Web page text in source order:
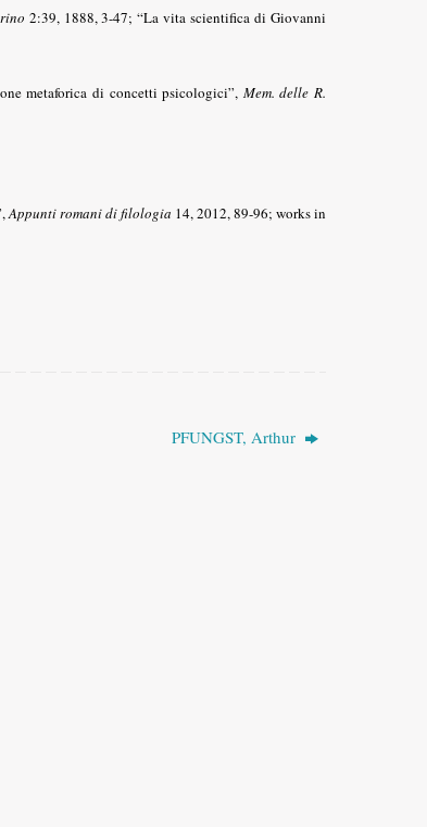
2:39, 1888, 3-47; “La vita scientifica di Giovanni
metaforica di concetti psicologici”, Mem. delle R.
Appunti romani di filologia 14, 2012, 89-96; works in
PFUNGST, Arthur